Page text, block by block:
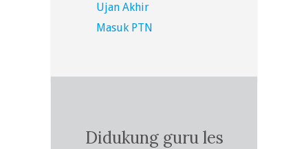
Ujan Akhir
Masuk PTN
Didukung guru les